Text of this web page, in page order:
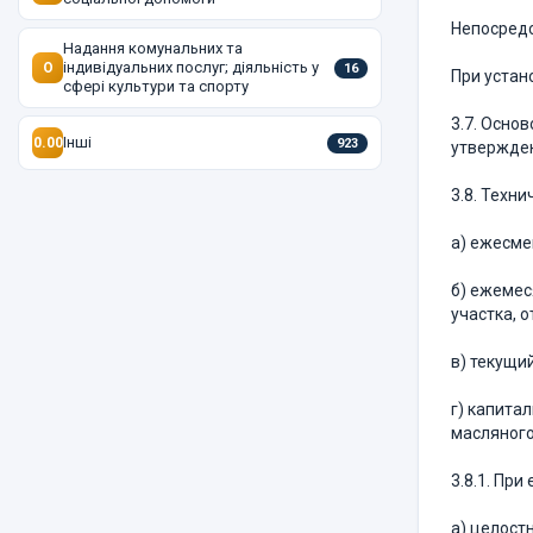
O
Надання комунальних та
індивідуальних послуг; діяльність у
сфері культури та спорту
16
0.00Інші 923
При
3.7.
3.8.
а)
б)
участка,
в)
г)
3.8.1. При
а)